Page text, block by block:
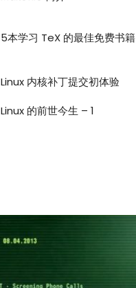
5本学习 TeX 的最佳免费书籍
Linux 内核补丁提交初体验
Linux 的前世今生 – 1